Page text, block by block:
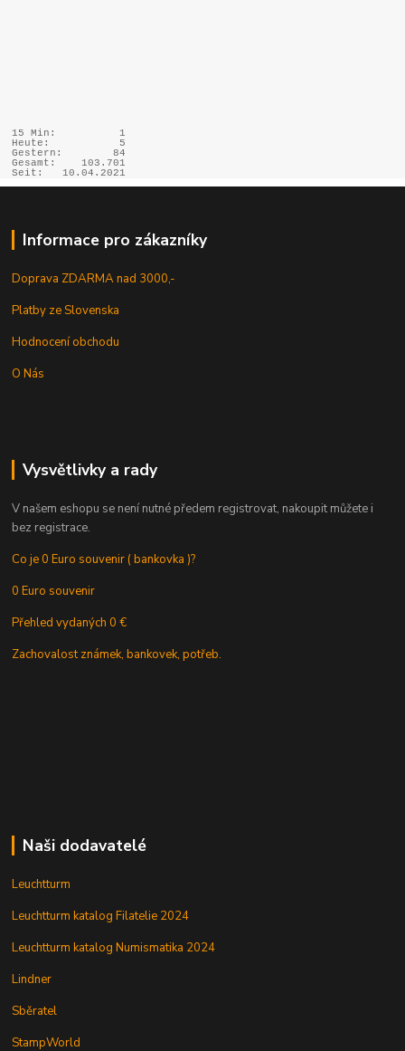
15 Min:
1
Heute:
5
Gestern:
84
Gesamt:
103.701
Seit:
10.04.2021
Informace pro zákazníky
Doprava ZDARMA nad 3000,-
Platby ze Slovenska
Hodnocení obchodu
O Nás
Vysvětlivky a rady
V našem eshopu se není nutné předem registrovat, nakoupit můžete i
bez registrace.
Co je 0 Euro souvenir ( bankovka )?
0 Euro souvenir
Přehled vydaných 0 €
Zachovalost známek, bankovek, potřeb.
Naši dodavatelé
Leuchtturm
Leuchtturm katalog Filatelie 2024
Leuchtturm katalog Numismatika 2024
Lindner
Sběratel
StampWorld